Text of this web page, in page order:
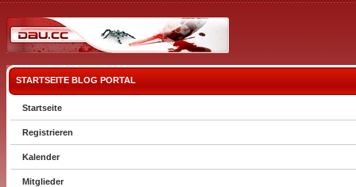
STARTSEITE BLOG PORTAL
Startseite
Registrieren
Kalender
Mitglieder